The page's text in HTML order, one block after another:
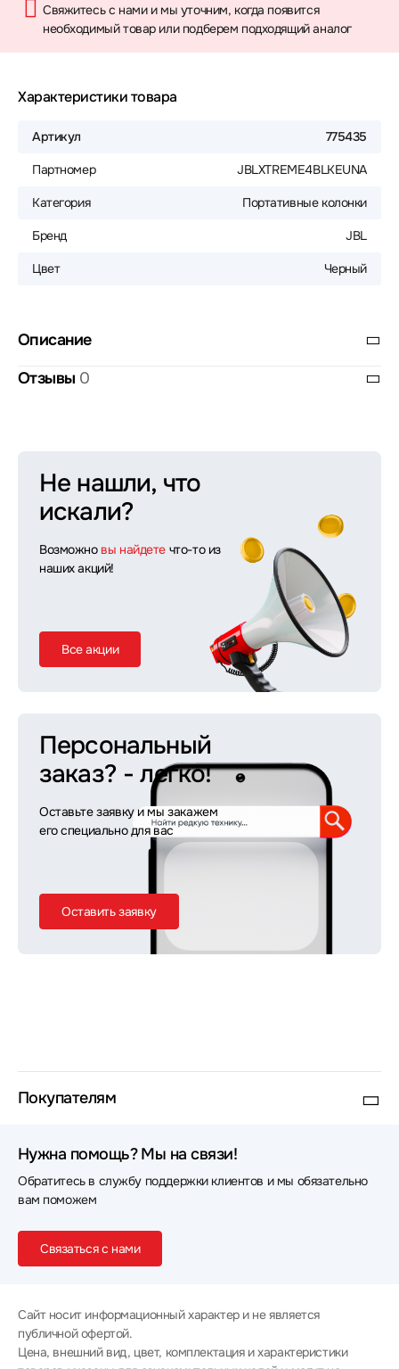
Свяжитесь с нами и мы уточним, когда появится
необходимый товар или подберем подходящий аналог
Характеристики товара
Артикул 775435
Партномер JBLXTREME4BLKEUNA
Категория Портативные колонки
Бренд JBL
Цвет Черный
Описание
Отзывы 0
Не нашли, что
искали?
Возможно вы найдете что-то из
наших акций!
Все акции
Персональный
заказ? - легко!
Оставьте заявку и мы закажем
его специально для вас
Оставить заявку
Покупателям
Нужна помощь? Мы на связи!
Обратитесь в службу поддержки клиентов и мы обязательно
вам поможем
Связаться с нами
Сайт носит информационный характер и не является
публичной офертой.
Цена, внешний вид, цвет, комплектация и характеристики